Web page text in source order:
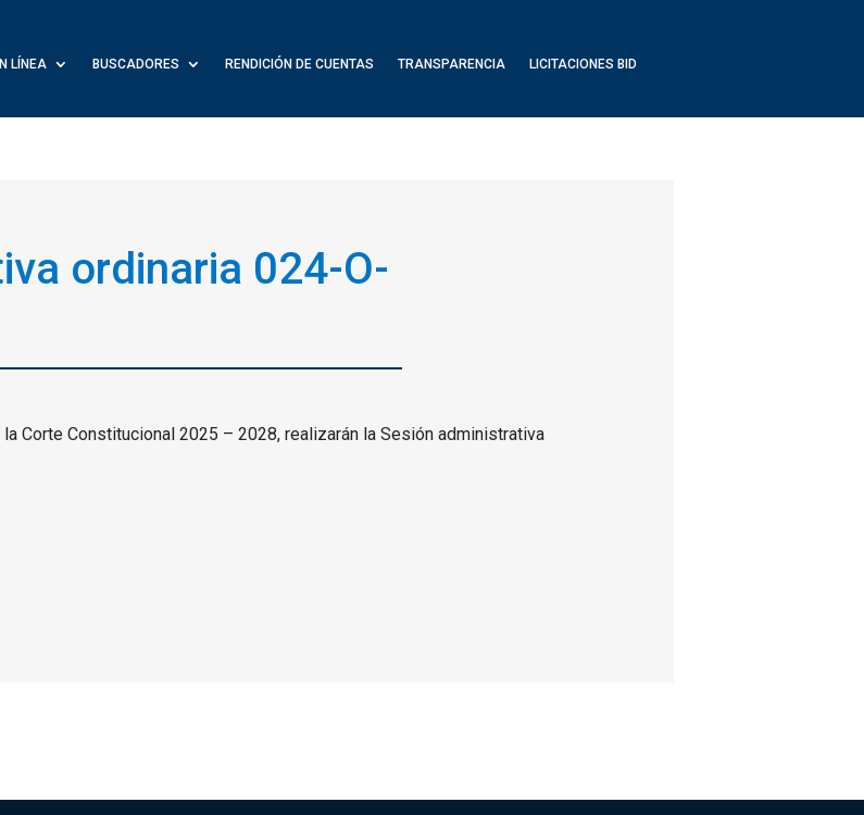
LÍNEA BUSCADORES RENDICIÓN DE CUENTAS TRANSPARENCIA LICITACIONES BID
ordinaria 024-O-
Corte Constitucional 2025 – 2028, realizarán la Sesión administrativa